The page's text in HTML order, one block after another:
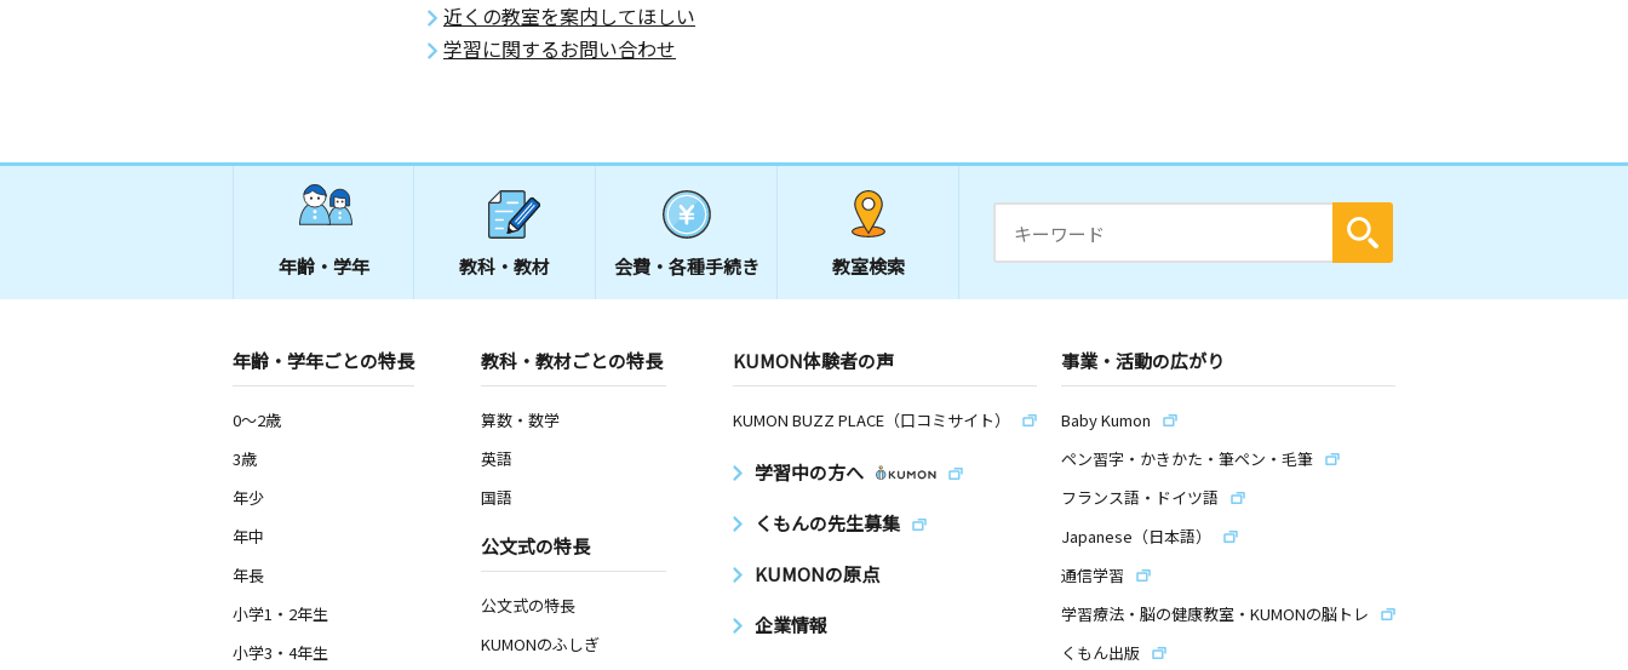
近くの教室を案内してほしい
学習に関するお問い合わせ
年齢・学年 教科・教材 会費・ 各種手続き 教室検索
年齢・学年ごとの特長
0～2歳
3歳
年少
年中
年長
小学1・2年生
小学3・4年生
教科・教材ごとの特長
算数・数学
英語
国語
公文式の特長
公文式の特長
KUMONのふしぎ
KUMON体験者の声
KUMON BUZZ PLACE（口コミサイト）
学習中の方へ
くもんの先生募集
KUMONの原点
企業情報
事業・活動の広がり
Baby Kumon
ペン習字・かきかた・筆ペン・毛筆
フランス語・ドイツ語
Japanese（日本語）
通信学習
学習療法・脳の健康教室・KUMONの脳トレ
くもん出版